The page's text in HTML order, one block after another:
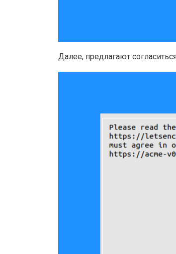
Далее, предлагают